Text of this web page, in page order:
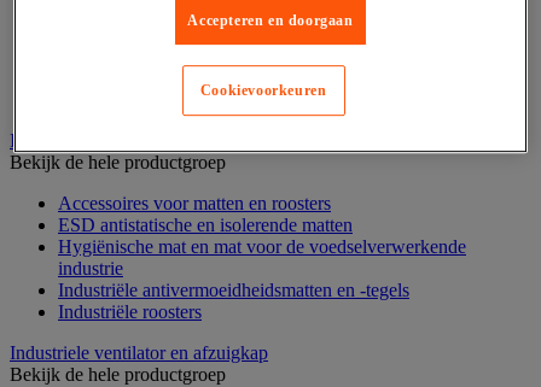
Rek voor haspels en spoelen
Stelling voor detail- en groothandel
Industriële mat, tegel en rooster
Bekijk de hele productgroep
Accessoires voor matten en roosters
ESD antistatische en isolerende matten
Hygiënische mat en mat voor de voedselverwerkende
industrie
Industriële antivermoeidheidsmatten en -tegels
Industriële roosters
Industriele ventilator en afzuigkap
Bekijk de hele productgroep
Accepteren en doorgaan
Cookievoorkeuren